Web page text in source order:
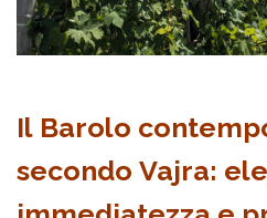
Il Barolo
secondo Vajra: